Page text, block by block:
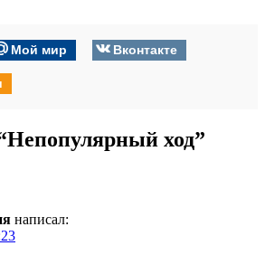
Мой мир
Вконтакте
Непопулярный ход”
написал: